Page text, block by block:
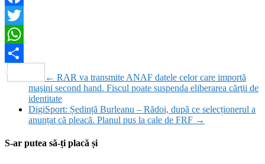
Facebook
Twitter
WhatsApp
Partajează
← RAR va transmite ANAF datele celor care importă
maşini second hand. Fiscul poate suspenda eliberarea cărţii de
identitate
DigiSport: Ședință Burleanu – Rădoi, după ce selecționerul a
anunțat că pleacă. Planul pus la cale de FRF →
S-ar putea să-ți placă și